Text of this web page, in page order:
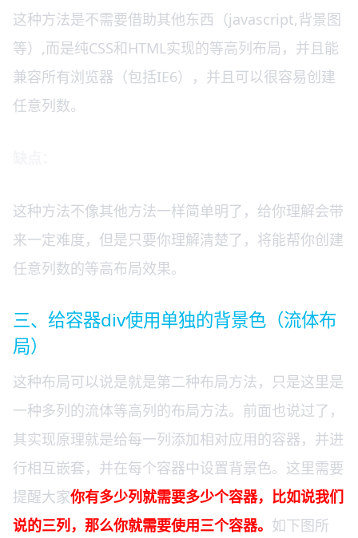
这种方法是不需要借助其他东西（javascript,背景图
等）,而是纯CSS和HTML实现的等高列布局，并且能
兼容所有浏览器（包括IE6），并且可以很容易创建
任意列数。
这种方法不像其他方法一样简单明了，给你理解会带
来一定难度，但是只要你理解清楚了，将能帮你创建
任意列数的等高布局效果。
三、给容器div使用单独的背景色（流体布
局）
这种布局可以说是就是第二种布局方法，只是这里是
一种多列的流体等高列的布局方法。前面也说过了，
其实现原理就是给每一列添加相对应用的容器，并进
行相互嵌套，并在每个容器中设置背景色。这里需要
提醒大家你有多少列就需要多少个容器，比如说我们
说的三列，那么你就需要使用三个容器。 如下图所